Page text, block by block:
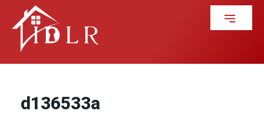
d136533a